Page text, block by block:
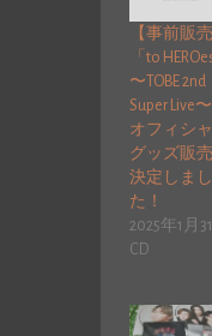
【事前販売
「to
〜TOBE 2nd
Super Live〜
オフィシ
グッズ販
決定しまし
た！
2025年1月
CD